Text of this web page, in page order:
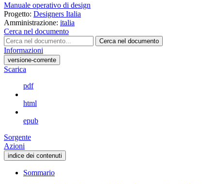
Manuale operativo di design
Progetto: Designers Italia
Amministrazione: italia
Cerca nel documento
Cerca nel documento
Informazioni
versione-corrente
Scarica
pdf
html
epub
Sorgente
Azioni
indice dei contenuti
Sommario